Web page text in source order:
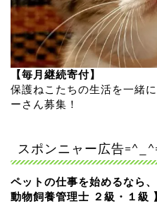
【毎月継続寄付】
保護ねこたちの生活を一緒
ーさん募集！
スポンニャー広告
ペットの仕事を始めるなら
動物飼養管理士 ２級・１級